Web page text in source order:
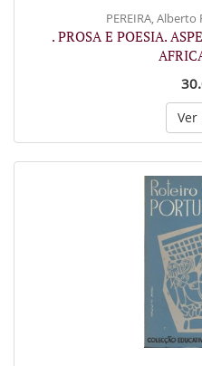
PEREIRA,
. PROSA E POESIA.
Ver